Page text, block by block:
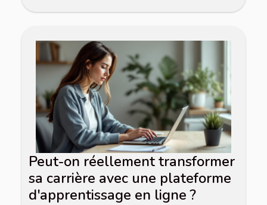
Peut-on réellement transformer
sa carrière avec une plateforme
d'apprentissage en ligne ?